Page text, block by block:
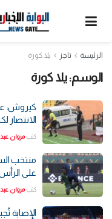
الرئيسة تاجز يلا كورة
الوسم:يلا كورة
كيروش:
الانتصار
كتب مروان
منتخب
على
كتب مروان
الإصابة